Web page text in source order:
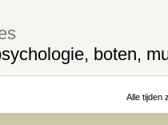
boten,
Alle tijden